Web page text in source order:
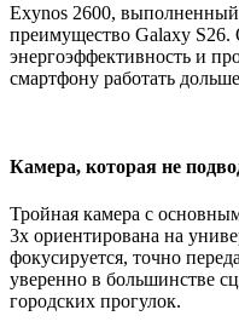
Exynos 2600,
преимущество Galaxy
энергоэффективность и
смартфону работать
Камера, которая не
Тройная камера с
3x ориентирована на
фокусируется, точно
уверенно в большинстве
городских прогулок.